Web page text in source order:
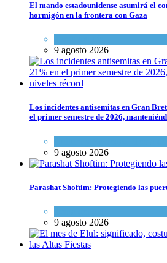
El mando estadounidense asumirá el
hormigón en la frontera con Gaza
9 agosto 2026
Los incidentes antisemitas en Gran
el primer semestre de 2026,
9 agosto 2026
Parashat Shoftim: Protegiendo las
9 agosto 2026